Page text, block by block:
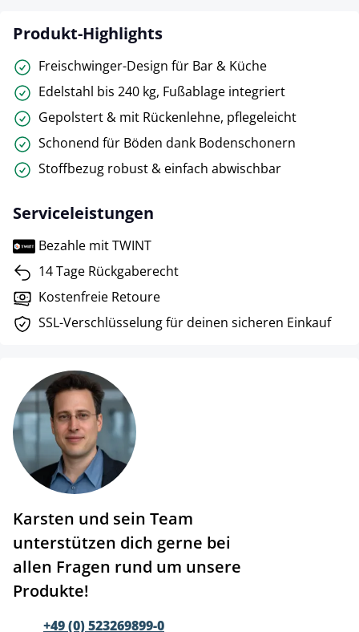
Produkt-Highlights
Freischwinger-Design für Bar & Küche
Edelstahl bis 240 kg, Fußablage integriert
Gepolstert & mit Rückenlehne, pflegeleicht
Schonend für Böden dank Bodenschonern
Stoffbezug robust & einfach abwischbar
Serviceleistungen
Bezahle mit TWINT
14 Tage Rückgaberecht
Kostenfreie Retoure
SSL-Verschlüsselung für deinen sicheren Einkauf
Karsten und sein Team
unterstützen dich gerne bei
allen Fragen rund um unsere
Produkte!
+49 (0) 523269899-0